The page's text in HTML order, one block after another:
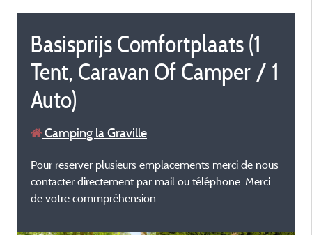
Basisprijs Comfortplaats (1
Tent, Caravan Of Camper / 1
Auto)
Camping la Graville
Pour reserver plusieurs emplacements merci de nous
contacter directement par mail ou téléphone. Merci
de votre commpréhension.